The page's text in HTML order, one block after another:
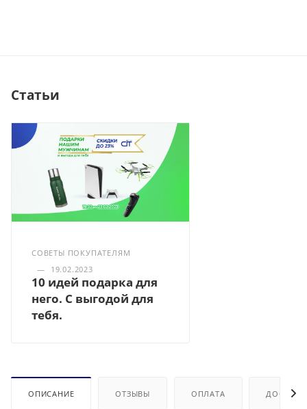
Статьи
СОВЕТЫ ПОКУПАТЕЛЯМ
—
19.02.2023
10 идей подарка для
него. С выгодой для
тебя.
ОПИСАНИЕ ОТЗЫВЫ ОПЛАТА